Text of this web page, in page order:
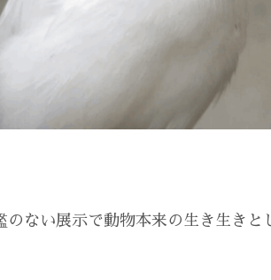
ない展示で動物本来の生き生きと